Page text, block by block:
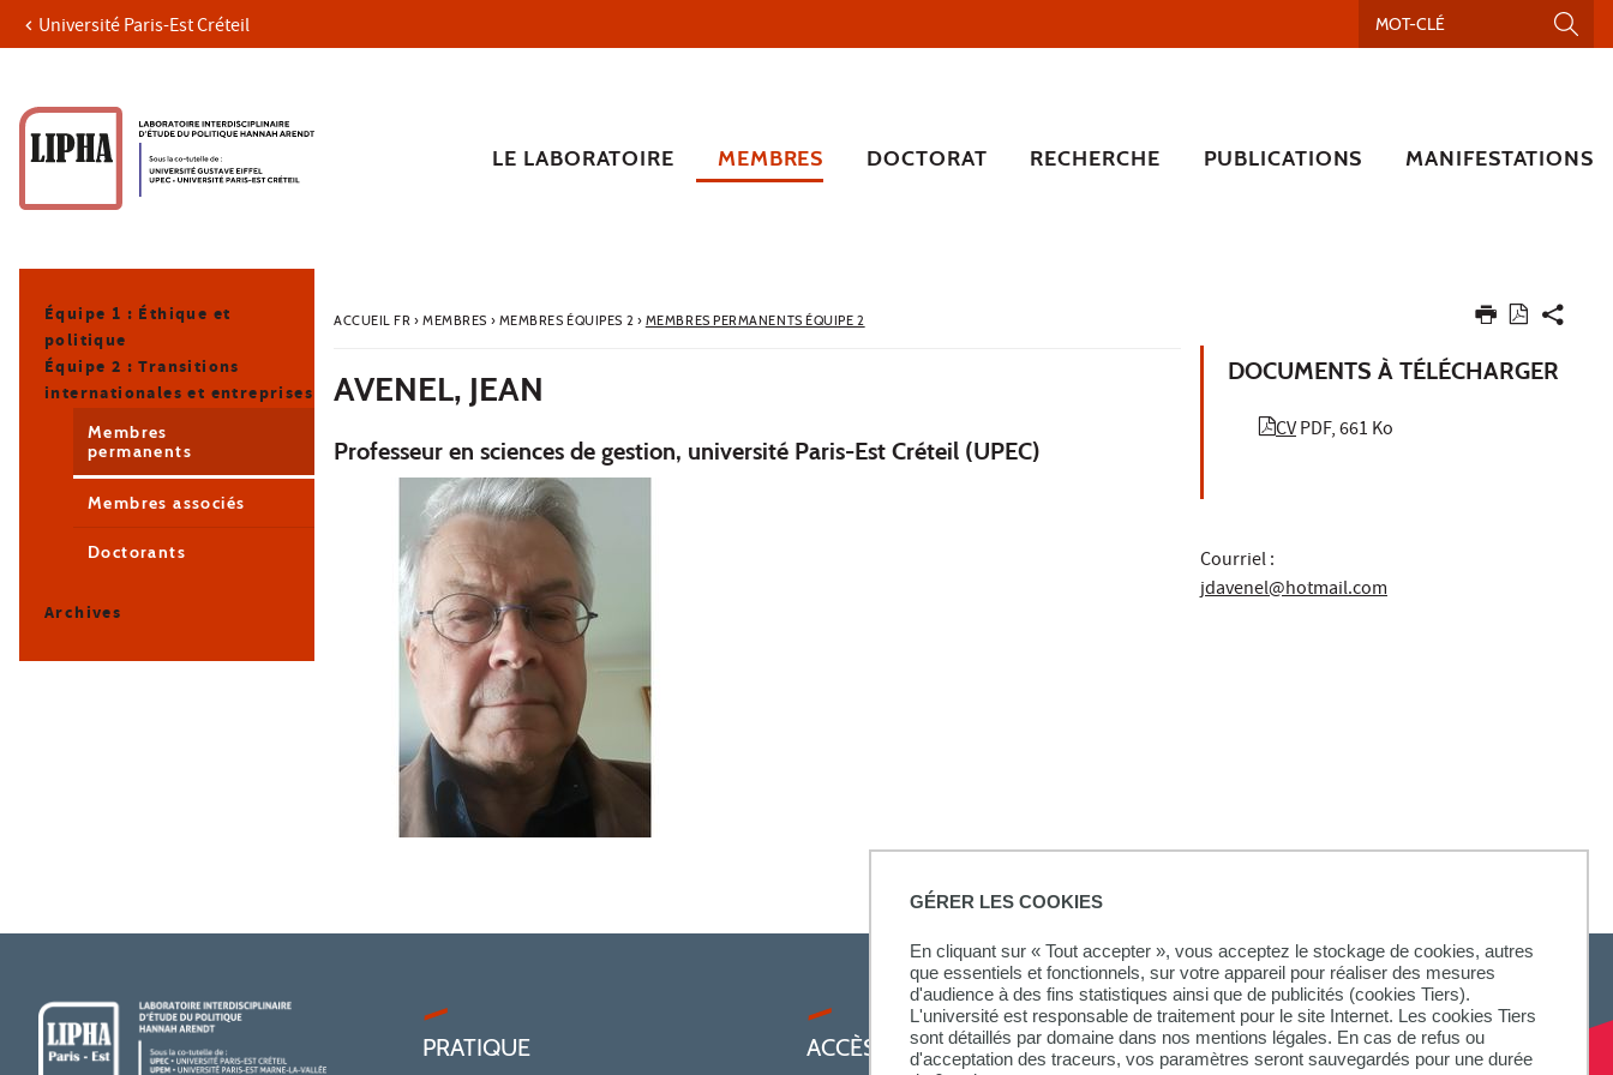
GÉRER LES COOKIES
En cliquant sur « Tout accepter », vous acceptez le stockage de cookies, autres
que essentiels et fonctionnels, sur votre appareil pour réaliser des mesures
d'audience à des fins statistiques ainsi que de publicités (cookies Tiers).
L'université est responsable de traitement pour le site Internet. Les cookies Tiers
sont détaillés par domaine dans nos mentions légales. En cas de refus ou
d'acceptation des traceurs, vos paramètres seront sauvegardés pour une durée
Aller au contenu
Recherche
Navigation secondaire
Université Paris-Est Créteil
LE LABORATOIRE MEMBRES DOCTORAT RECHERCHE PUBLICATIONS MANIFESTATIONS
ACCUEIL FR› MEMBRES › MEMBRES ÉQUIPES 2 › MEMBRES PERMANENTS ÉQUIPE 2
AVENEL, JEAN
Professeur en sciences de gestion, université Paris-Est Créteil (UPEC)
DOCUMENTS À TÉLÉCHARGER
CVPDF, 661 Ko
Courriel :
jdavenel@hotmail.com
Équipe 1 : Éthique et
politique
Équipe 2 : Transitions
internationales et entreprises
Membres
permanents
Membres associés
Doctorants
Archives
PRATIQUE ACCÈS RAPIDES